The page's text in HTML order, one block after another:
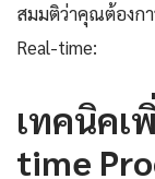
สมมติว่าคุณต้องก
Real-time:
เทคนิคเ
time